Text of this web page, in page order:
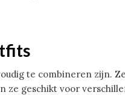
te combineren zijn.
ze geschikt voor